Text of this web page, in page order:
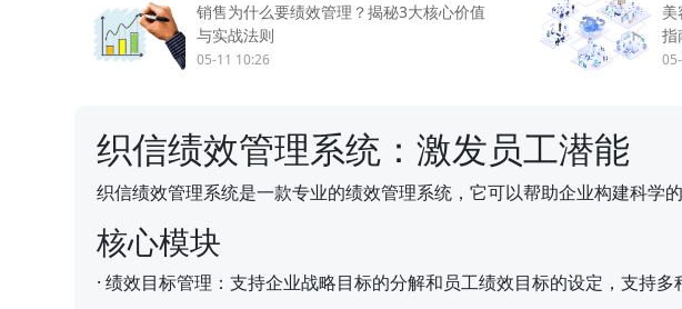
销售为什么要绩效管理？揭秘3大核心价值
与实战法则
05-11 10:26
指
织信绩效管理系统：激发员工潜能
织信绩效管理系统是一款专业的绩效管理系统，它可以帮助企业构建科学
核心模块
·绩效目标管理：支持企业战略目标的分解和员工绩效目标的设定，支持多